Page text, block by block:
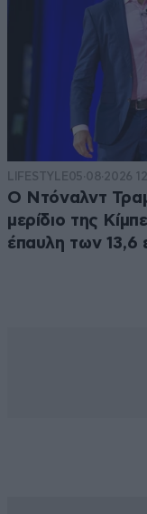
LIFESTYLE05·08·2026
Ο Ντόναλντ
μερίδιο της
έπαυλη των 13,6